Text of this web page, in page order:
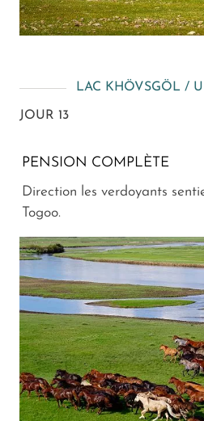
LAC KHÖVSGÖL /
JOUR 13
PENSION COMPLÈTE
Direction les verdoyants
Togoo.